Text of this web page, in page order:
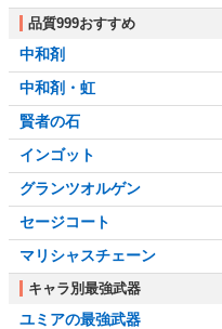
品質999おすすめ
中和剤
中和剤・虹
賢者の石
インゴット
グランツオルゲン
セージコート
マリシャスチェーン
キャラ別最強武器
ユミアの最強武器